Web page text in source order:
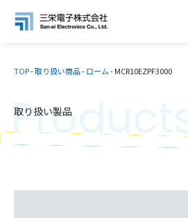
TOP-取り扱い商品-ローム-MCR10EZPF3000
取り扱い製品
Products